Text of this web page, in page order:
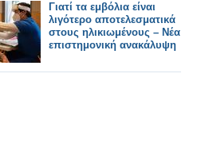
Γιατί τα εμβόλια είναι
λιγότερο αποτελεσματικά
στους ηλικιωμένους – Νέα
επιστημονική ανακάλυψη